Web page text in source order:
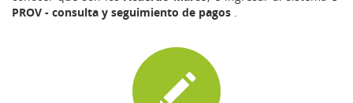
PROV - consulta y seguimiento de pagos .